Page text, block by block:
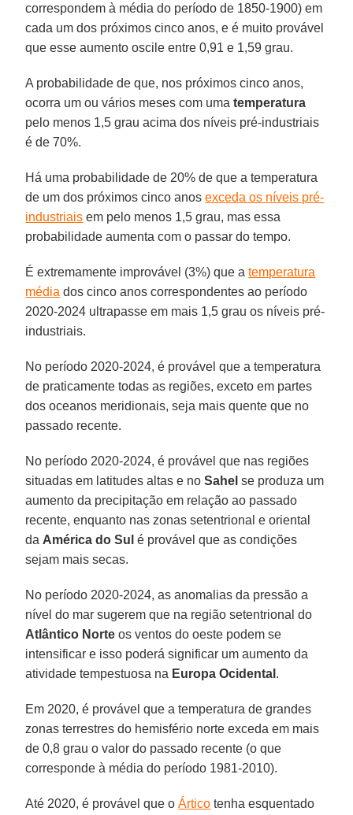
correspondem à média do período de 1850-1900) em
cada um dos próximos cinco anos, e é muito provável
que esse aumento oscile entre 0,91 e 1,59 grau.
A probabilidade de que, nos próximos cinco anos,
ocorra um ou vários meses com umatemperatura
pelo menos 1,5 grau acima dos níveis pré-industriais
é de 70%.
Há uma probabilidade de 20% de que a temperatura
de um dos próximos cinco anosexceda os níveis pré-
industriais em pelo menos 1,5 grau, mas essa
probabilidade aumenta com o passar do tempo.
É extremamente improvável (3%) que atemperatura
média dos cinco anos correspondentes ao período
2020-2024 ultrapasse em mais 1,5 grau os níveis pré-
industriais.
No período 2020-2024, é provável que a temperatura
de praticamente todas as regiões, exceto em partes
dos oceanos meridionais, seja mais quente que no
passado recente.
No período 2020-2024, é provável que nas regiões
situadas em latitudes altas e noSahel se produza um
aumento da precipitação em relação ao passado
recente, enquanto nas zonas setentrional e oriental
da América do Sul é provável que as condições
sejam mais secas.
No período 2020-2024, as anomalias da pressão a
nível do mar sugerem que na região setentrional do
Atlântico Norte os ventos do oeste podem se
intensificar e isso poderá significar um aumento da
atividade tempestuosa na Europa Ocidental .
Em 2020, é provável que a temperatura de grandes
zonas terrestres do hemisfério norte exceda em mais
de 0,8 grau o valor do passado recente (o que
corresponde à média do período 1981-2010).
Até 2020, é provável que oÁrtico tenha esquentado